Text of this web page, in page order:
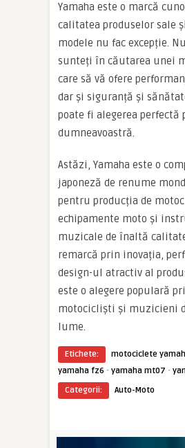
Yamaha este o marcă
calitatea produselor sale
modele nu fac excepție.
sunteți în căutarea unei
care să vă ofere
dar și siguranță și
poate fi alegerea perfectă
dumneavoastră.
Astăzi, Yamaha este o
japoneză de renume
pentru producția de
echipamente moto și
muzicale de înaltă
remarcă prin inovația,
design-ul atractiv al
este o alegere populară
motocicliști și muzicieni
lume.
Etichete: motociclete
yamaha fz6 · yamaha mt07 ·
Categorii:
Auto-Moto